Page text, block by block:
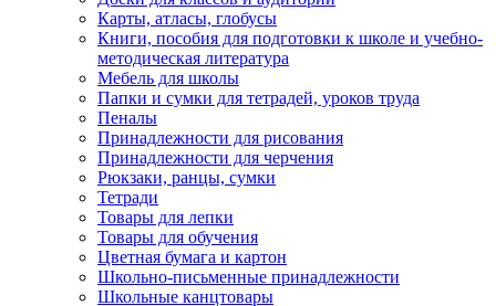
Карты, атласы, глобусы
Книги, пособия для подготовки к школе и учебно-
методическая литература
Мебель для школы
Папки и сумки для тетрадей, уроков труда
Пеналы
Принадлежности для рисования
Принадлежности для черчения
Рюкзаки, ранцы, сумки
Тетради
Товары для лепки
Товары для обучения
Цветная бумага и картон
Школьно-письменные принадлежности
Школьные канцтовары